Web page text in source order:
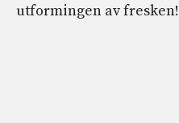
utformingen av fresken!